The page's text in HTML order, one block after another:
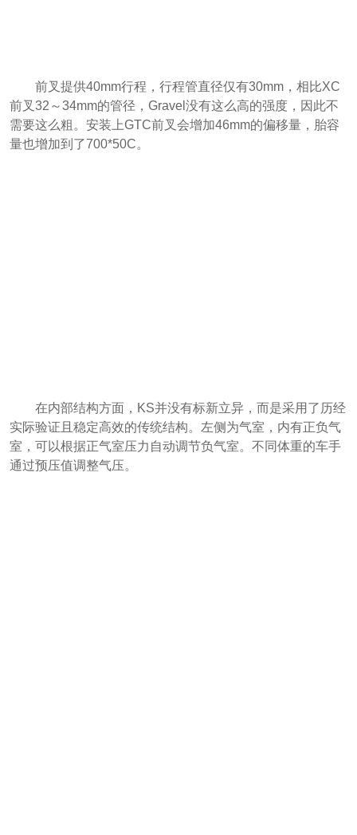
前叉提供40mm行程，行程管直径仅有30mm，相比XC
前叉32～34mm的管径，Gravel没有这么高的强度，因此不
需要这么粗。安装上GTC前叉会增加46mm的偏移量，胎容
量也增加到了700*50C。
在内部结构方面，KS并没有标新立异，而是采用了历经
实际验证且稳定高效的传统结构。左侧为气室，内有正负气
室，可以根据正气室压力自动调节负气室。不同体重的车手
通过预压值调整气压。